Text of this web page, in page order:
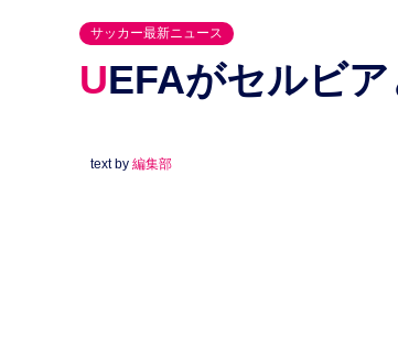
サッカー最新ニュース
UEFAがセルビ
text by 編集部